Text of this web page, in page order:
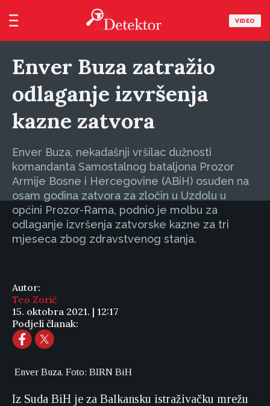
VIDEO
Enver Buza zatražio
odlaganje izvršenja
kazne zatvora
Enver Buza, nekadašnji vršilac dužnosti
komandanta Samostalnog bataljona Prozor
Armije Bosne i Hercegovine (ABiH) osuđen na
osam godina zatvora za zločin u Uzdolu u
općini Prozor-Rama, podnio je molbu za
odlaganje izvršenja zatvorske kazne za tri
mjeseca zbog zdravstvenog stanja.
Autor:
Teo Zorić
15. oktobra 2021. | 12:17
Podjeli članak:
Enver Buza. Foto: BIRN BiH
Iz Suda BiH je za Balkansku istraživačku mrežu